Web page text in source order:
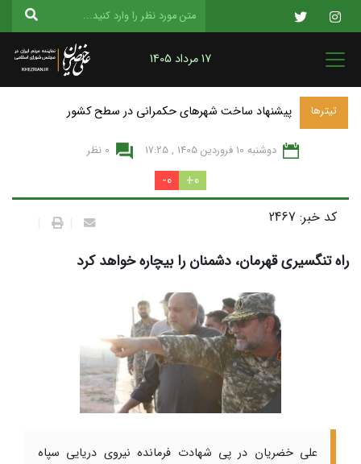
17 مرداد 1405
تیترها پیشنهاد ساخت شهرهای حکمرانی در سطح کشور
دوشنبه 10 فروردين 1405 , 17:25 0 نظر
0+
0-
کد خبر: 2467
راه تنگسیری قهرمان، دشمنان را بیچاره خواهد کرد
علی خضریان در پی شهادت فرمانده نیروی دریایی سپاه